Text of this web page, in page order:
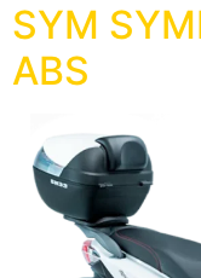
SYM
ABS